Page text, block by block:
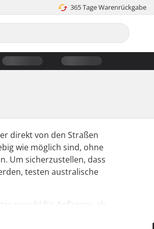
365 Tage Warenrückgabe
direkt von den Straßen
wie möglich sind, ohne
Um sicherzustellen, dass
testen australische
sowohl für Anfänger, als
Stem Komplettscooter